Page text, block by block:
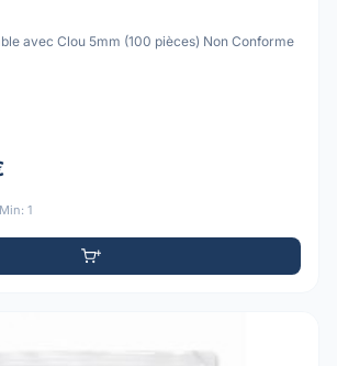
avec Clou 5mm (100 pièces) Non Conforme
Min: 1